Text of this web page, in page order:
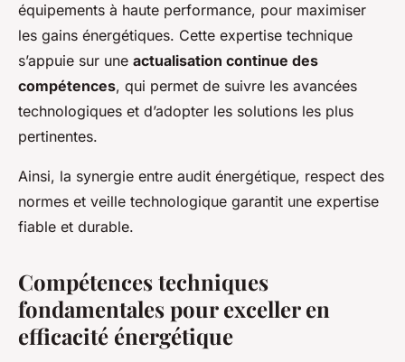
équipements à haute performance, pour maximiser
les gains énergétiques. Cette expertise technique
s’appuie sur une actualisation continue des
compétences, qui permet de suivre les avancées
technologiques et d’adopter les solutions les plus
pertinentes.
Ainsi, la synergie entre audit énergétique, respect des
normes et veille technologique garantit une expertise
fiable et durable.
Compétences techniques
fondamentales pour exceller en
efficacité énergétique